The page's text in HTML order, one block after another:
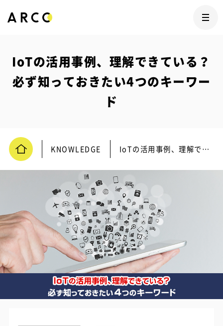
IoTの活用事例、理解できている？
必ず知っておきたい4つのキーワー
ド
KNOWLEDGE IoTの活用事例、理解できている？必ず知っておきたい4つのキーワード